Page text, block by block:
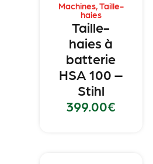
Machines,Taille-
haies
Taille-
haies à
batterie
HSA 100 –
Stihl
399.00€